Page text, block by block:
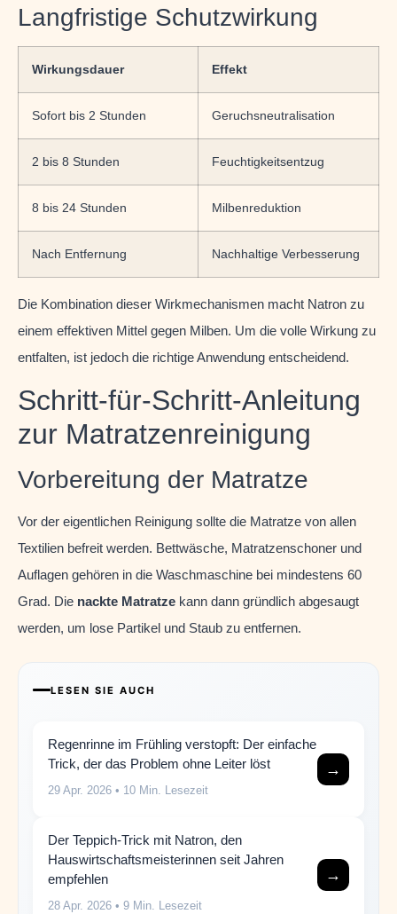
Langfristige Schutzwirkung
Wirkungsdauer Effekt
Sofort bis 2 Stunden Geruchsneutralisation
2 bis 8 Stunden Feuchtigkeitsentzug
8 bis 24 Stunden Milbenreduktion
Nach Entfernung Nachhaltige Verbesserung
Die Kombination dieser Wirkmechanismen macht Natron zu
einem effektiven Mittel gegen Milben. Um die volle Wirkung zu
entfalten, ist jedoch die richtige Anwendung entscheidend.
Schritt-für-Schritt-Anleitung
zur Matratzenreinigung
Vorbereitung der Matratze
Vor der eigentlichen Reinigung sollte die Matratze von allen
Textilien befreit werden. Bettwäsche, Matratzenschoner und
Auflagen gehören in die Waschmaschine bei mindestens 60
Grad. Die nackte Matratze kann dann gründlich abgesaugt
werden, um lose Partikel und Staub zu entfernen.
LESEN SIE AUCH
Regenrinne im Frühling verstopft: Der einfache
Trick, der das Problem ohne Leiter löst
29 Apr. 2026 • 10 Min. Lesezeit
→
Der Teppich-Trick mit Natron, den
Hauswirtschaftsmeisterinnen seit Jahren
empfehlen
28 Apr. 2026 • 9 Min. Lesezeit
→